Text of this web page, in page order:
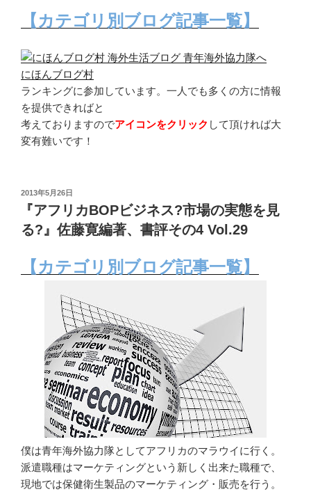
【カテゴリ別ブログ記事一覧】
にほんブログ村
ランキングに参加しています。一人でも多くの方に情報
を提供できればと
考えておりますのでアイコンをクリック して頂ければ大
変有難いです！
投
稿
2013年5月26日
『アフリカBOPビジネス?市場の実態を見
る?』佐藤寛編著、書評その4 Vol.29
【カテゴリ別ブログ記事一覧】
僕は青年海外協力隊としてアフリカのマラウイに行く。
派遣職種はマーケティングという新しく出来た職種で、
現地では保健衛生製品のマーケティング・販売を行う。